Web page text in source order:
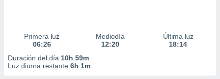
Primera luz
06:26
Mediodía
12:20
Última luz
18:14
Duración del día 10h 59m
Luz diurna restante 6h 1m